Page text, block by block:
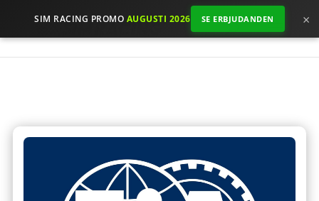
SIM RACING PROMO AUGUSTI 2026 SE ERBJUDANDEN ×